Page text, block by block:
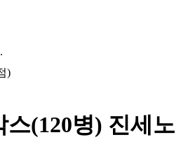
)
스(120병) 진세노